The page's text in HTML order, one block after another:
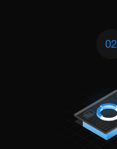
02